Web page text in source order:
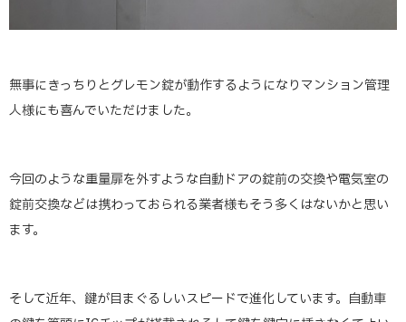
無事にきっちりとグレモン錠が動作するようになりマンション管理
人様にも喜んでいただけました。
今回のような重量扉を外すような自動ドアの錠前の交換や電気室の
錠前交換などは携わっておられる業者様もそう多くはないかと思い
ます。
そして近年、鍵が目まぐるしいスピードで進化しています。自動車